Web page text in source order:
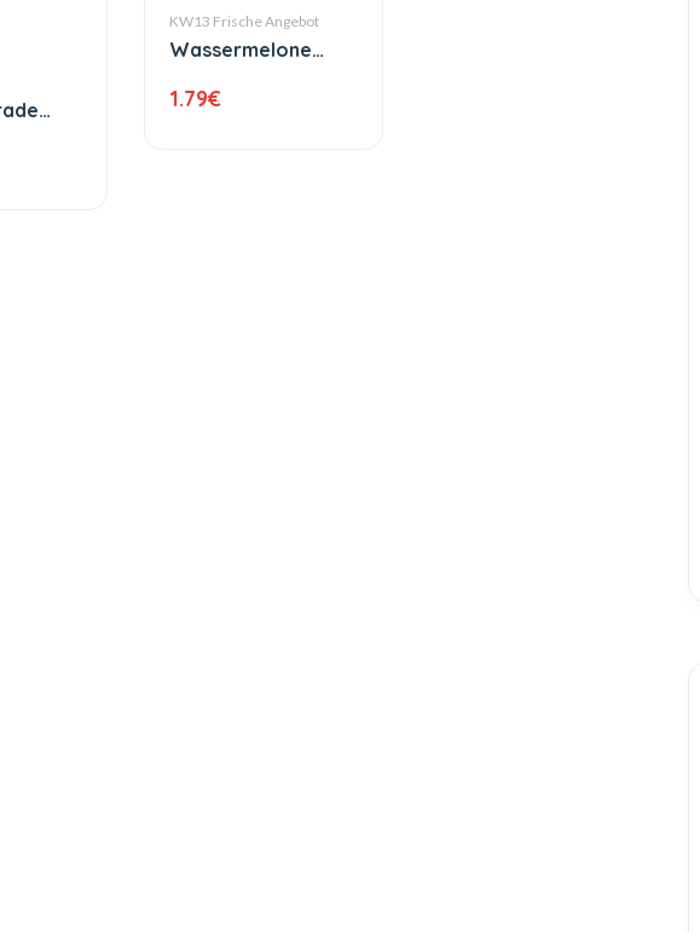
KW13 Frische Angebot
Wassermelone
1.79€